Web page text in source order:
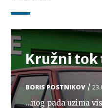
Kružni
BORIS POSTNIKOV /
…nog pada uzima